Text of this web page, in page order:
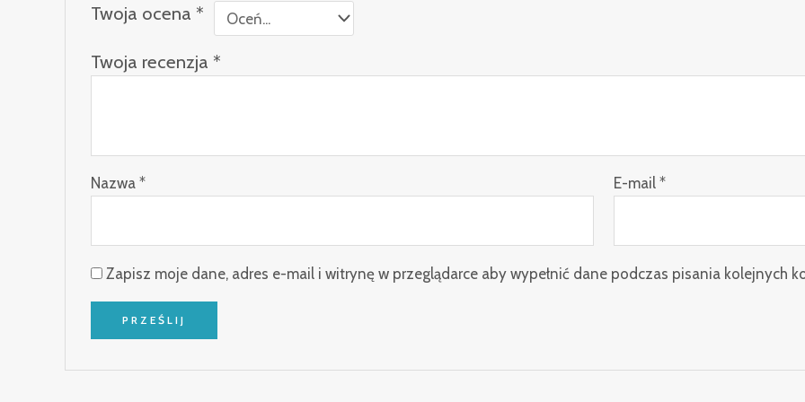
Twoja ocena *
Twoja recenzja *
Nazwa* E-mail*
Zapisz moje dane, adres e-mail i witrynę w przeglądarce aby wypełnić dane podczas pisania kolejnych